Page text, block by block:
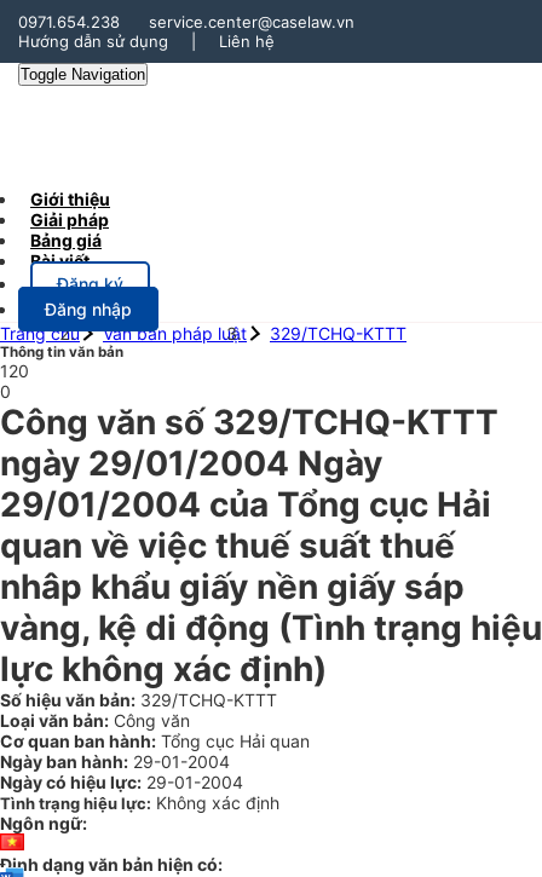
0971.654.238
service.center@caselaw.vn
Hướng dẫn sử dụng
Liên hệ
Toggle Navigation
Giới thiệu
Giải pháp
Bảng giá
Bài viết
Đăng ký
Đăng nhập
Trang chủ
Văn bản pháp luật 329/TCHQ-KTTT
Thông tin văn bản
120
0
Công văn số 329/TCHQ-KTTT
ngày 29/01/2004 Ngày
29/01/2004 của Tổng cục Hải
quan về việc thuế suất thuế
nhâp khẩu giấy nền giấy sáp
vàng, kệ di động (Tình trạng hiệu
lực không xác định)
Số hiệu văn bản: 329/TCHQ-KTTT
Loại văn bản: Công văn
Cơ quan ban hành: Tổng cục Hải quan
Ngày ban hành: 29-01-2004
Ngày có hiệu lực: 29-01-2004
Tình trạng hiệu lực: Không xác định
Ngôn ngữ:
Định dạng văn bản hiện có: